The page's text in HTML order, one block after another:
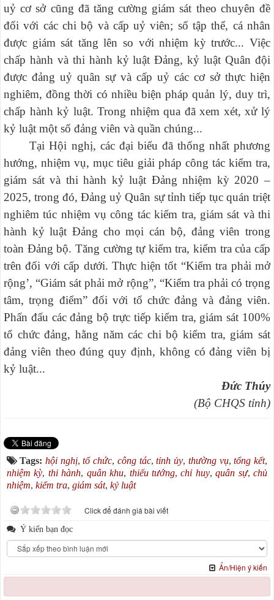
uỷ cơ sở cũng đã tăng cường giám sát theo chuyên đề
đối với các chi bộ và cấp uỷ viên; số tập thể, cá nhân
được giám sát tăng lên so với nhiệm kỳ trước... Việc
chấp hành và thi hành kỷ luậtĐảng, kỷ luậtQuân đội
được đảng uỷ quân sự và cấp uỷ các cơ sở thực hiện
nghiêm, đồng thời có nhiều biện pháp quản lý, duy trì,
chấp hành kỷ luật. Trong nhiệm qua đã xem xét, xử lý
kỷ luật một số đảng viên và quần chúng...
Tại Hội nghị, các đại biểu đã thống nhất phương
hướng, nhiệm vụ, mục tiêu giải pháp công tác kiểm tra,
giám sát và thi hành kỷ luật Đảng nhiệm kỳ 2020 –
2025, trong đó, Đảng uỷ Quân sự tỉnh tiếp tục quán triệt
nghiêm túc nhiệm vụ công tác kiểm tra, giám sát và thi
hành kỷ luật Đảng cho mọi cán bộ, đảng viên trong
toàn Đảng bộ. Tăng cường tự kiểm tra, kiểm tra của cấp
trên đối với cấp dưới. Thực hiện tốt “Kiểm tra phải mở
rộng’, “Giám sát phải mở rộng”, “Kiểm tra phải có trọng
tâm, trọng điểm” đối với tổ chức đảng và đảng viên.
Phấn đấu các đảng bộ trực tiếp kiểm tra, giám sát 100%
tổ chức đảng, hằng năm các chi bộ kiểm tra, giám sát
đảng viên theo đúng quy định, không có đảng viên bị
kỷ luật...
Đức Thúy
(Bộ CHQS tỉnh)
Tags: hội nghị,tổ chức, công tác,tỉnh ủy, thường vụ,tổng kết,
nhiệm kỳ, thi hành, quân khu, thiếu tướng,chỉ huy,quân sự,chủ
nhiệm, kiểm tra, giám sát, kỷ luật
Click để đánh giá bài viết
Ý kiến bạn đọc
Ẩn/Hiện ý kiến